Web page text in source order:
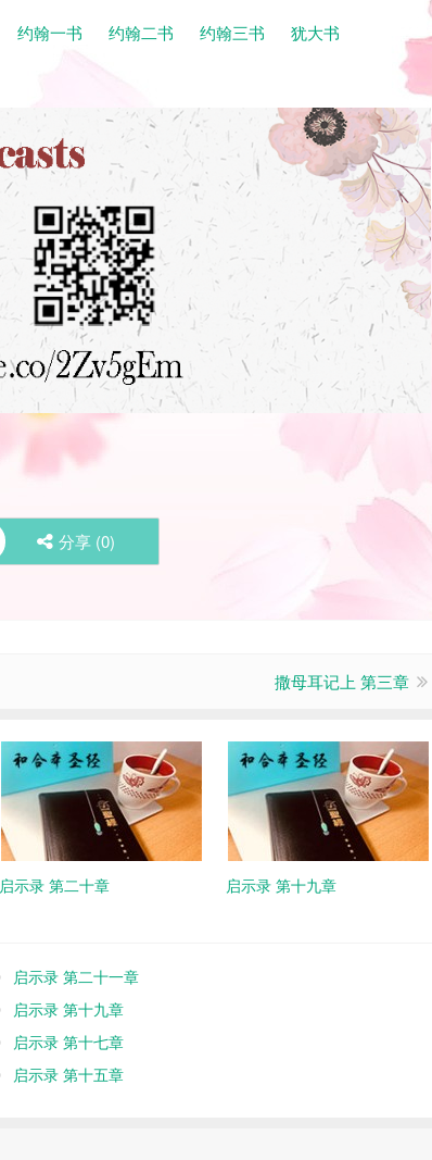
约翰一书 约翰二书 约翰三书
犹大书
分享 (0)
撒母耳记上 第三章
启示录 第二十章 启示录 第十九章
启示录 第二十一章
启示录 第十九章
启示录 第十七章
启示录 第十五章